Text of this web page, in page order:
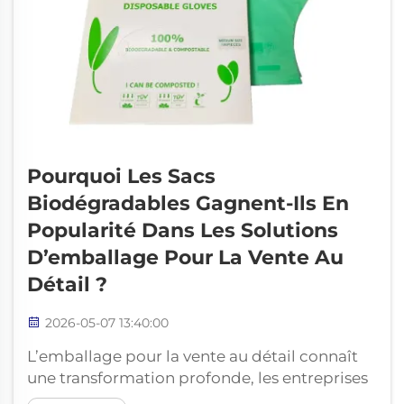
Pourquoi Les Sacs
Biodégradables Gagnent-Ils En
Popularité Dans Les Solutions
D’emballage Pour La Vente Au
Détail ?
2026-05-07 13:40:00
L’emballage pour la vente au détail connaît
une transformation profonde, les entreprises
et les consommateurs exigeant de plus en